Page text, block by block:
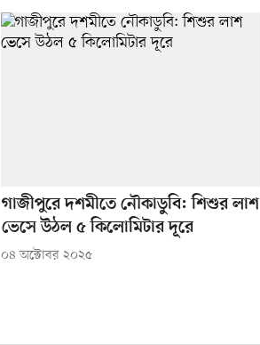
গাজীপুরে দশমীতে নৌকাডুবি: শিশুর লাশ
ভেসে উঠল ৫ কিলোমিটার দূরে
০৪ অক্টোবর ২০২৫